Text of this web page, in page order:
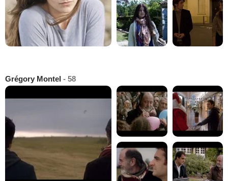
Grégory Montel - 58